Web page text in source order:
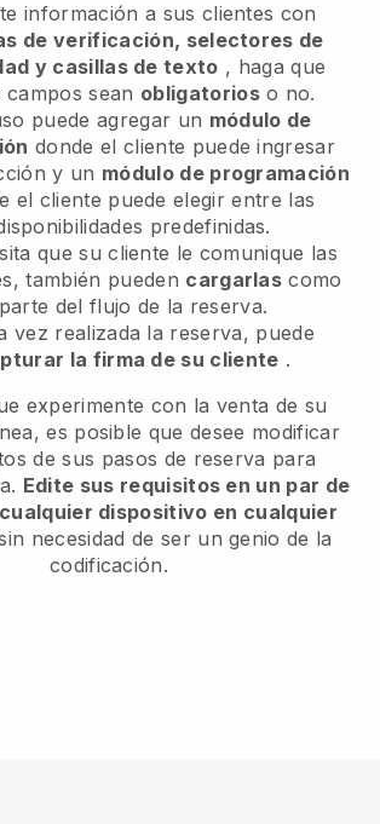
información a sus clientes con
de verificación, selectores de
y casillas de texto , haga que
campos sean obligatorioso no.
puede agregar un módulo de
donde el cliente puede ingresar
y un módulo de programación
el cliente puede elegir entre las
predefinidas.
que su cliente le comunique las
también pueden cargarlas como
parte del flujo de la reserva.
vez realizada la reserva, puede
la firma de su cliente .
experimente con la venta de su
es posible que desee modificar
de sus pasos de reserva para
Edite sus requisitos en un par de
dispositivo en cualquier
necesidad de ser un genio de la
codificación.